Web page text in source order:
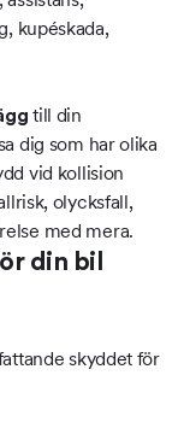
kupéskada,
till din
dig som har olika
vid kollision
olycksfall,
med mera.
din bil
skyddet för